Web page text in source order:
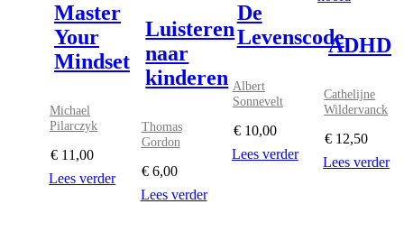
Master
Your
Mindset
Michael
Pilarczyk
€ 11,00
Lees verder
Luisteren
naar
kinderen
Thomas
Gordon
€ 6,00
Lees verder
De
Levenscode
Albert
Sonnevelt
€10,00
Lees verder
ADHD
Cathelijne
Wildervanck
€12,50
Lees verder